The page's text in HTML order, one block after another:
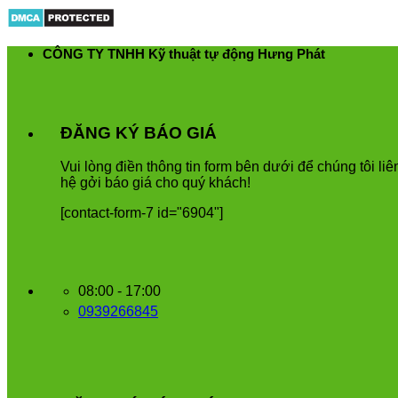
content
CÔNG TY TNHH Kỹ thuật tự động Hưng Phát
ĐĂNG KÝ BÁO GIÁ
Vui òng điền thông tin form bên dưới để chúng tôi liê
hệ gởi báo giá cho quý khách!
[contact-form-7 id="6904"]
08:00 - 17:00
0939266845